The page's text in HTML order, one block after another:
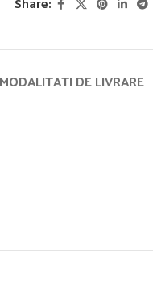
Share:
MODALITATI DE LIVRARE